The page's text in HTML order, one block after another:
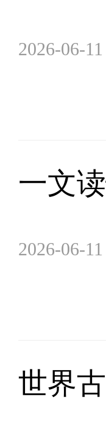
2026-06-11
一文
2026-06-11
世界